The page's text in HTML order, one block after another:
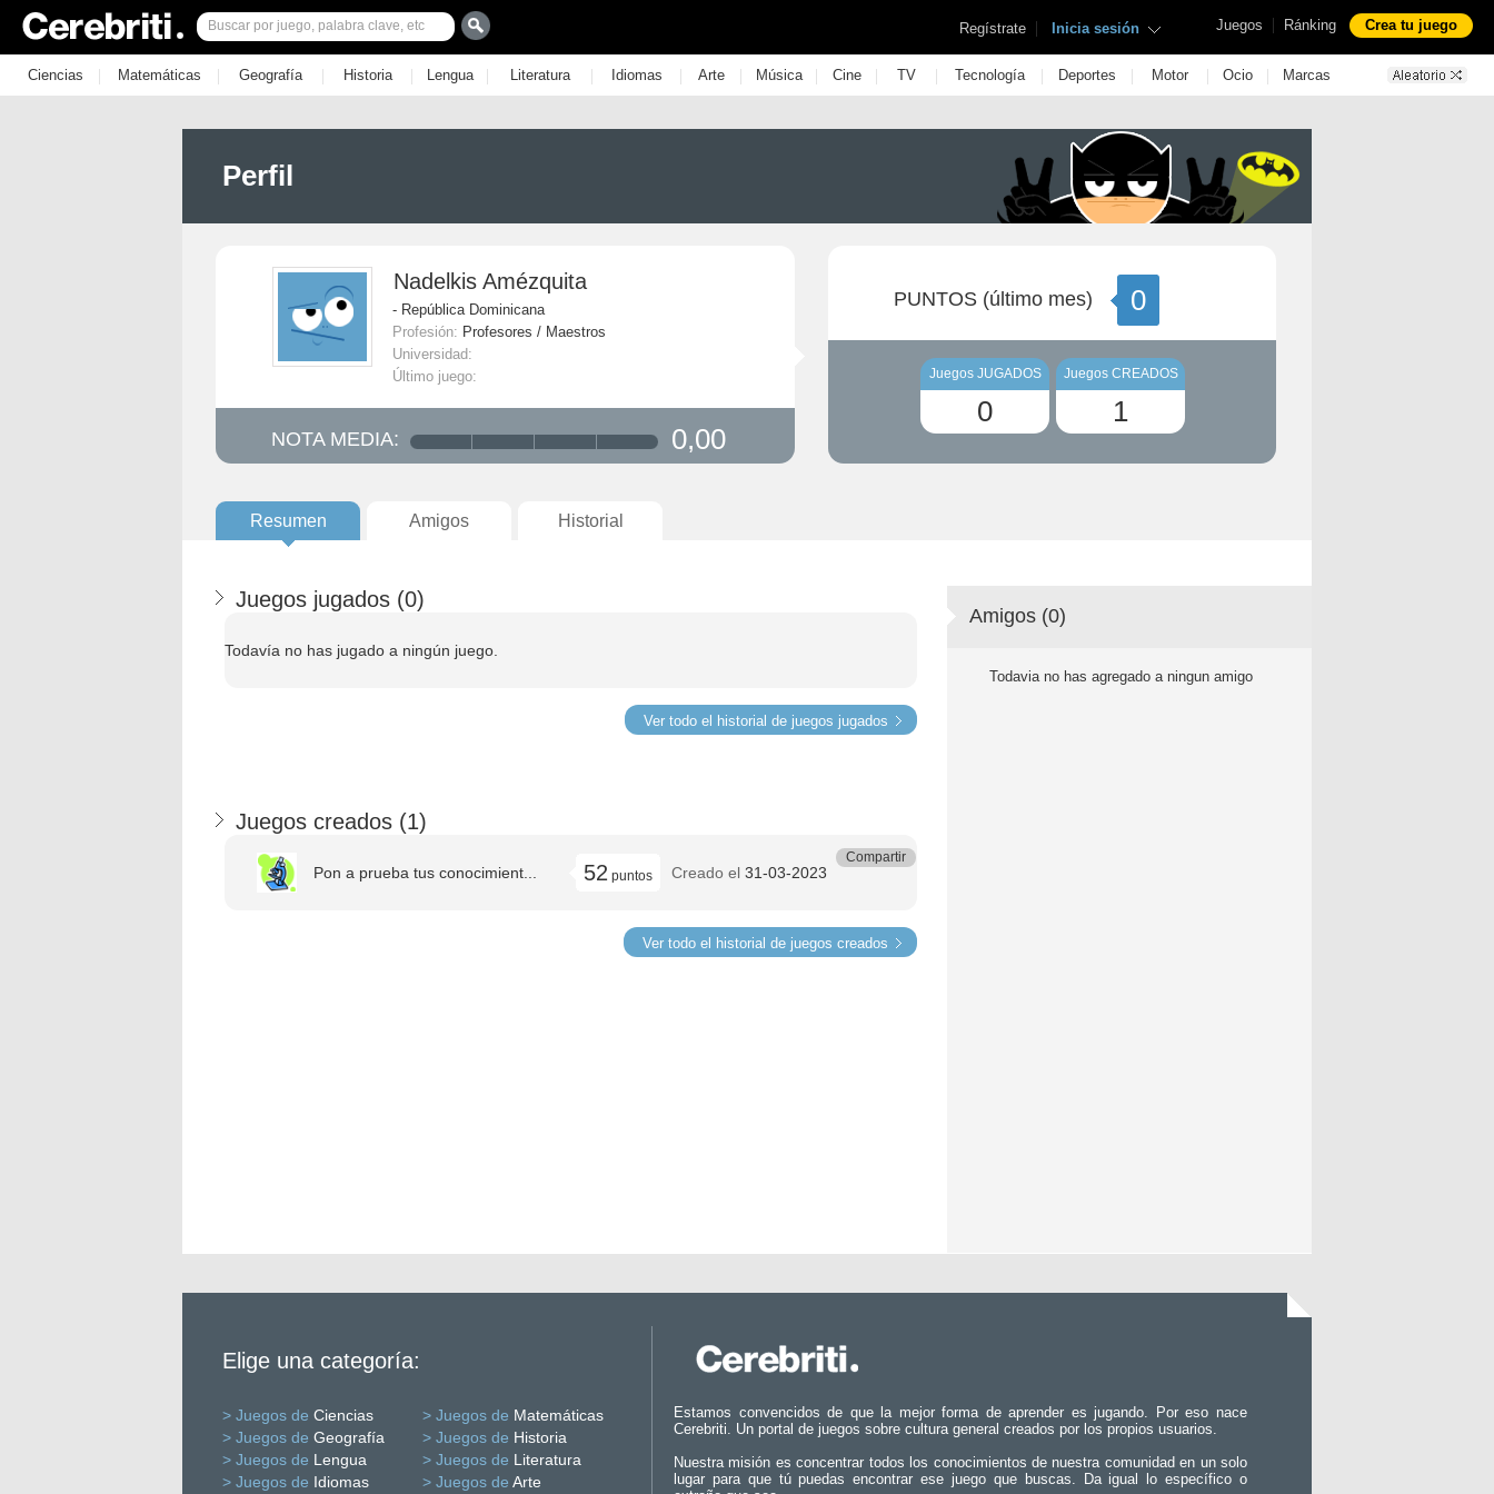
Juegos | Ránking Crea tu juego
Regístrate | Inicia sesión
Ciencias | Matemáticas | Geografía | Historia | Lengua | Literatura | Idiomas | Arte | Música | Cine | TV | Tecnología | Deportes | Motor | Ocio | Marcas
Perfil
Nadelkis Amézquita
- República Dominicana
Profesión: Profesores / Maestros
Universidad:
Último juego:
NOTA MEDIA: 0,00
PUNTOS (último mes) 0
Juegos JUGADOS
0
Juegos CREADOS
1
Resumen Amigos Historial
Juegos jugados (0)
Todavía no has jugado a ningún juego.
Ver todo el historial de juegos jugados
Juegos creados (1)
Pon a prueba tus conocimient... 52 puntos Creado el 31-03-2023
Compartir
Ver todo el historial de juegos creados
Amigos (0)
Todavia no has agregado a ningun amigo
Elige una categoría:
> Juegos de Ciencias > Juegos de Matemáticas
> Juegos de Geografía > Juegos de Historia
> Juegos de Lengua > Juegos de Literatura
> Juegos de Idiomas > Juegos de Arte
Estamos convencidos de que la mejor forma de aprender es jugando. Por eso nace
Cerebriti. Un portal de juegos sobre cultura general creados por los propios usuarios.
Nuestra misión es concentrar todos los conocimientos de nuestra comunidad en un solo
lugar para que tú puedas encontrar ese juego que buscas. Da igual lo específico o